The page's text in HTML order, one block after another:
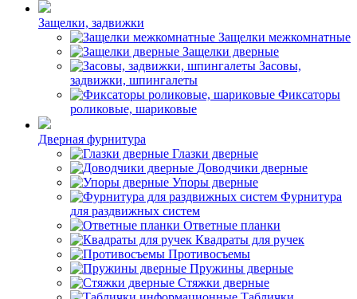
Защелки, задвижки
Защелки межкомнатные
Защелки дверные
Засовы,
задвижки, шпингалеты
Фиксаторы
роликовые, шариковые
Дверная фурнитура
Глазки дверные
Доводчики дверные
Упоры дверные
Фурнитура
для раздвижных систем
Ответные планки
Квадраты для ручек
Противосъемы
Пружины дверные
Стяжки дверные